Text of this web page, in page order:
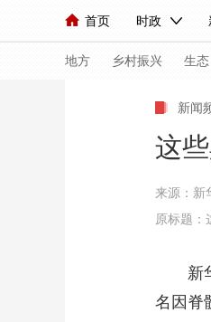
首页 时政
人民领袖习近平 联播+
直播 栏目大全
海外频道 iPanda
地方 乡村振兴 生态
小央视频
前线
新闻
这
来源： 新
原标题：
新华
名因脊